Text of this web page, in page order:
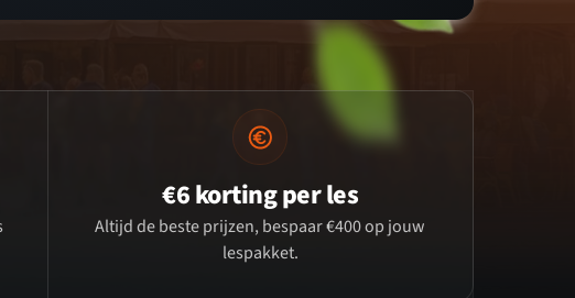
€6 korting per les
Altijd de beste prijzen, bespaar €400 op jouw
lespakket.